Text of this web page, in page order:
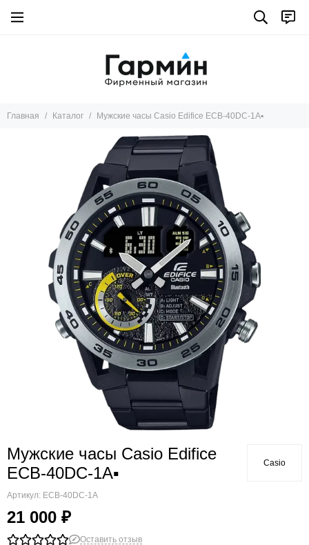
Главная Каталог Мужские часы Casio Edifice ECB-40DC-1A▪
Мужские часы Casio Edifice
ECB-40DC-1A▪
Артикул: ECB-40DC-1A
21 000 ₽
Casio
Оставить отзыв